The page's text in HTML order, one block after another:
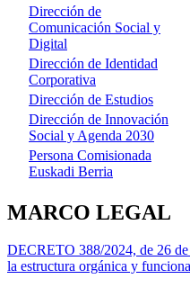
Dirección de
Comunicación Social y
Digital
Dirección de Identidad
Corporativa
Dirección de Estudios
Dirección de Innovación
Social y Agenda 2030
Persona Comisionada
Euskadi Berria
MARCO LEGAL
DECRETO 388/2024, de 26 de
la estructura orgánica y